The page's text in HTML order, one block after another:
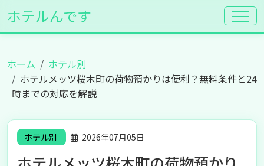
ホテルんです
ホーム
ホテル別
ホテルメッツ桜木町の荷物預かりは便利？無料条件と24
時までの対応を解説
ホテル別 2026年07月05日